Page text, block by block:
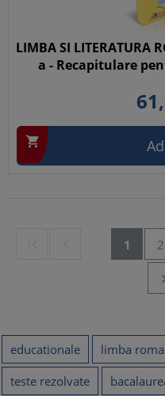
LIMBA SI LITERATURA
a - Recapitulare
61,

1 2
educationale limba
teste rezolvate